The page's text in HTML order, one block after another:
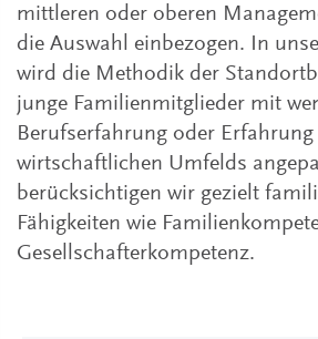
mittleren oder oberen
die Auswahl einbezogen. In
wird die Methodik der
junge Familienmitglieder mit
Berufserfahrung oder
wirtschaftlichen Umfelds
berücksichtigen wir gezielt
Fähigkeiten wie
Gesellschafterkompetenz.